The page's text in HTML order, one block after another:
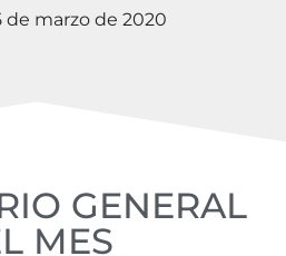
de marzo de 2020
GENERAL
MES​